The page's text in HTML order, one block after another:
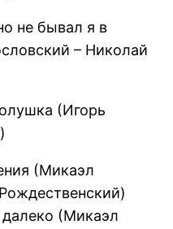
не бывал я в
– Николай
(Игорь
(Микаэл
(Микаэл